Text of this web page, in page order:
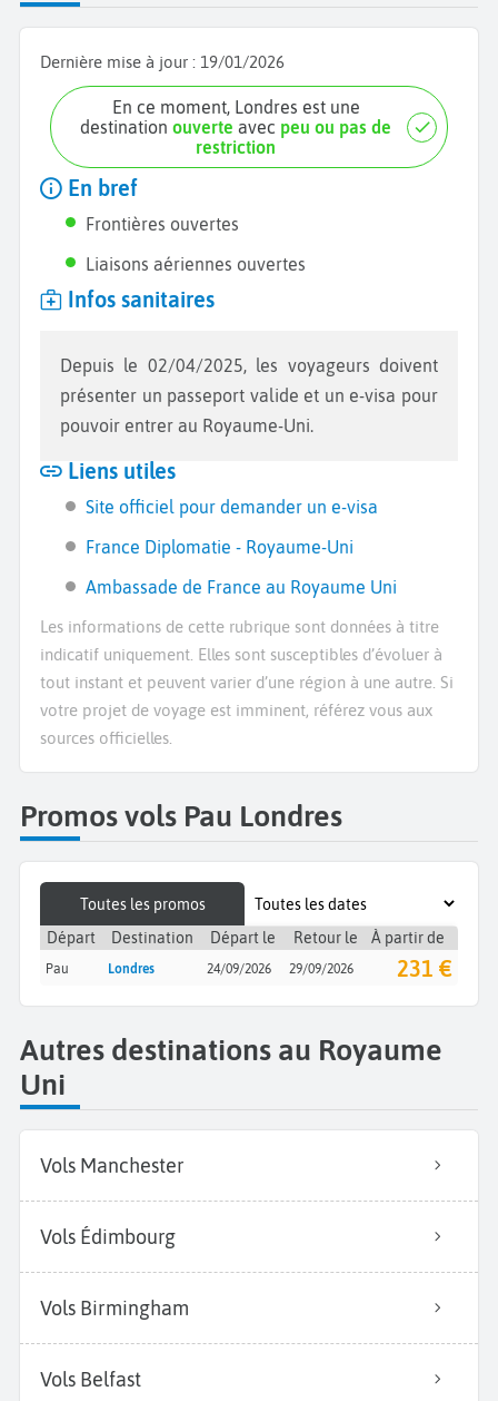
Dernière mise à jour : 19/01/2026
En ce moment, Londres est une
destinationouverte avec peu ou pas de
restriction
En bref
Frontières ouvertes
Liaisons aériennes ouvertes
Infos sanitaires
Depuis le 02/04/2025, les voyageurs doivent
présenter un passeport valide et un e-visa pour
pouvoir entrer au Royaume-Uni.
Liens utiles
Site officiel pour demander un e-visa
France Diplomatie - Royaume-Uni
Ambassade de France au Royaume Uni
Les informations de cette rubrique sont données à titre
indicatif uniquement. Elles sont susceptibles d’évoluer à
tout instant et peuvent varier d’une région à une autre. Si
votre projet de voyage est imminent, référez vous aux
sources officielles.
Promos vols Pau Londres
Toutes les promos
Départ
Destination Départ le Retour le À partir de
Pau Londres 24/09/2026 29/09/2026 231 €
Autres destinations au Royaume
Uni
Vols Manchester
Vols Édimbourg
Vols Birmingham
Vols Belfast